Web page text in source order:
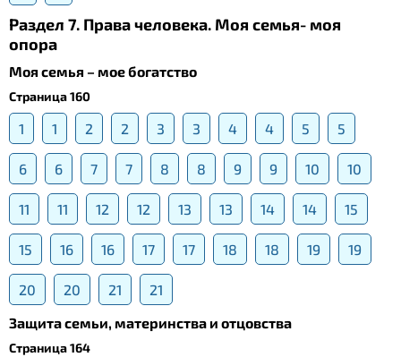
Раздел 7. Права человека. Моя семья- моя
опора
Моя семья – мое богатство
Страница 160
1 1 2 2 3 3 4 4 5 5
6 6 7 7 8 8 9 9 10 10
11 11 12 12 13 13 14 14 15
15 16 16 17 17 18 18 19 19
20 20 21
21
Защита семьи, материнства и отцовства
Страница 164